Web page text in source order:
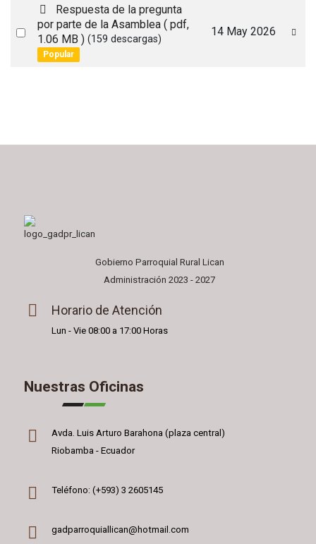
Select
p
d
f
Respuesta de la pregunta
por parte de la Asamblea ( pdf,
1.06 MB ) (159 descargas)
Popular
14 May 2026
Gobierno Parroquial Rural Lican
Administración 2023 - 2027
Horario de Atención
Lun - Vie 08:00 a 17:00 Horas
Nuestras Oficinas
Avda. Luis Arturo Barahona (plaza central)
Riobamba - Ecuador
Teléfono: (+593) 3 2605145
gadparroquiallican@hotmail.com